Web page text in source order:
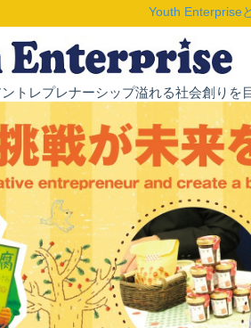
Youth Enterprise
トレプレナーシップ溢れる社会創り